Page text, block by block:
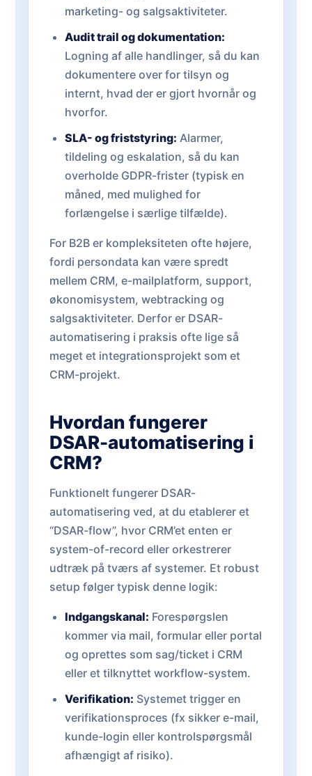
marketing- og salgsaktiviteter.
Audit trail og dokumentation:
Logning af alle handlinger, så du kan
dokumentere over for tilsyn og
internt, hvad der er gjort hvornår og
hvorfor.
SLA- og friststyring: Alarmer,
tildeling og eskalation, så du kan
overholde GDPR-frister (typisk en
måned, med mulighed for
forlængelse i særlige tilfælde).
For B2B er kompleksiteten ofte højere,
fordi persondata kan være spredt
mellem CRM, e-mailplatform, support,
økonomisystem, webtracking og
salgsaktiviteter. Derfor er DSAR-
automatisering i praksis ofte lige så
meget et integrationsprojekt som et
CRM-projekt.
Hvordan fungerer
DSAR-automatisering i
CRM?
Funktionelt fungerer DSAR-
automatisering ved, at du etablerer et
“DSAR-flow”, hvor CRM’et enten er
system-of-record eller orkestrerer
udtræk på tværs af systemer. Et robust
setup følger typisk denne logik:
Indgangskanal: Forespørgslen
kommer via mail, formular eller portal
og oprettes som sag/ticket i CRM
eller et tilknyttet workflow-system.
Verifikation: Systemet trigger en
verifikationsproces (fx sikker e-mail,
kunde-login eller kontrolspørgsmål
afhængigt af risiko).